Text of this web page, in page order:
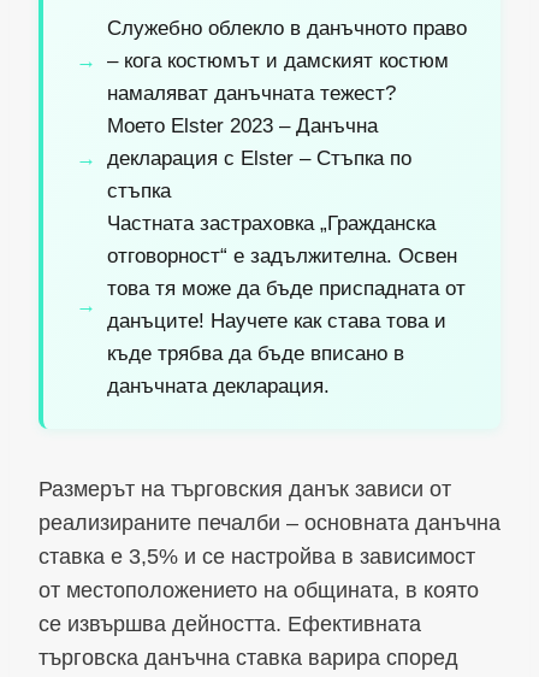
Служебно облекло в данъчното право
– кога костюмът и дамският костюм
намаляват данъчната тежест?
Моето Elster 2023 – Данъчна
декларация с Elster – Стъпка по
стъпка
Частната застраховка „Гражданска
отговорност“ е задължителна. Освен
това тя може да бъде приспадната от
данъците! Научете как става това и
къде трябва да бъде вписано в
данъчната декларация.
Размерът на търговския данък зависи от
реализираните печалби – основната данъчна
ставка е 3,5% и се настройва в зависимост
от местоположението на общината, в която
се извършва дейността. Ефективната
търговска данъчна ставка варира според